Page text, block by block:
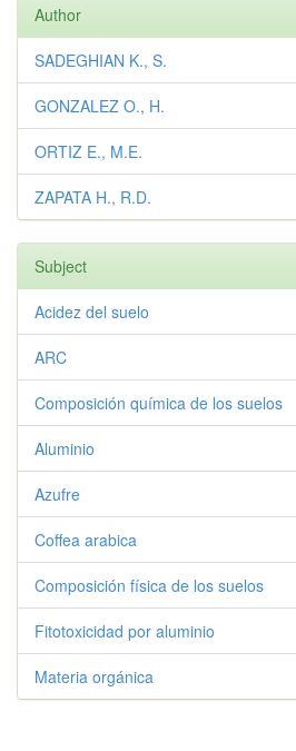
Author
SADEGHIAN K., S.
GONZALEZ O., H.
ORTIZ E., M.E.
ZAPATA H., R.D.
Subject
Acidez del suelo
ARC
Composición química de los suelos
Aluminio
Azufre
Coffea arabica
Composición física de los suelos
Fitotoxicidad por aluminio
Materia orgánica